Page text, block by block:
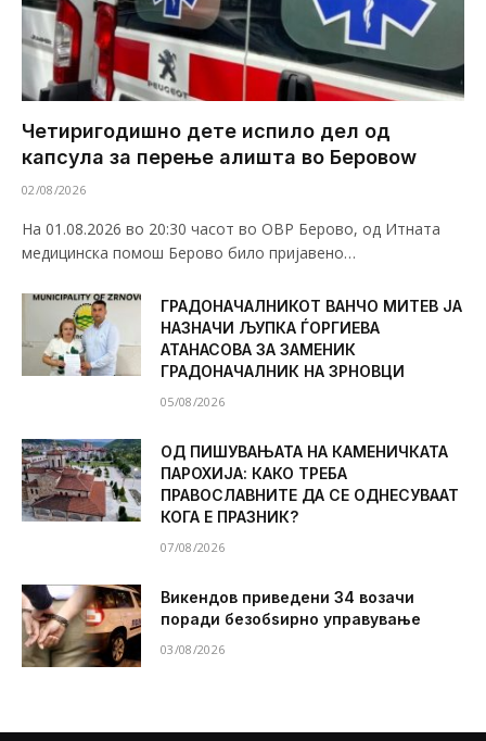
Четиригодишно дете испило дел од
капсула за перење алишта во Беровоw
02/08/2026
На 01.08.2026 во 20:30 часот во ОВР Берово, од Итната
медицинска помош Берово било пријавено…
ГРАДОНАЧАЛНИКОТ ВАНЧО МИТЕВ ЈА
НАЗНАЧИ ЉУПКА ЃОРГИЕВА
АТАНАСОВА ЗА ЗАМЕНИК
ГРАДОНАЧАЛНИК НА ЗРНОВЦИ
05/08/2026
ОД ПИШУВАЊАТА НА КАМЕНИЧКАТА
ПАРОХИЈА: КАКО ТРЕБА
ПРАВОСЛАВНИТЕ ДА СЕ ОДНЕСУВААТ
КОГА Е ПРАЗНИК?
07/08/2026
Викендов приведени 34 возачи
поради безобѕирно управување
03/08/2026